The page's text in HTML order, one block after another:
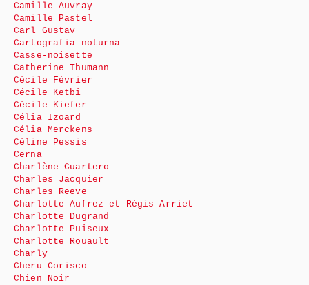
Camille Auvray
Camille Pastel
Carl Gustav
Cartografia noturna
Casse-noisette
Catherine Thumann
Cécile Février
Cécile Ketbi
Cécile Kiefer
Célia Izoard
Célia Merckens
Céline Pessis
Cerna
Charlène Cuartero
Charles Jacquier
Charles Reeve
Charlotte Aufrez et Régis Arriet
Charlotte Dugrand
Charlotte Puiseux
Charlotte Rouault
Charly
Cheru Corisco
Chien Noir